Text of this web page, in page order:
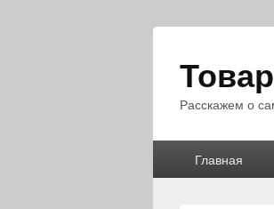
Расскажем о
Главная